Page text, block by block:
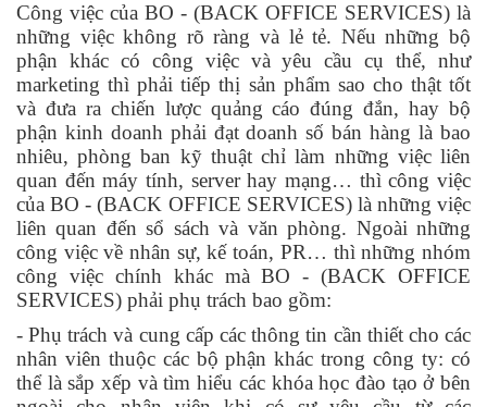
Công việc của BO - (BACK OFFICE SERVICES) là
những việc không rõ ràng và lẻ tẻ. Nếu những bộ
phận khác có công việc và yêu cầu cụ thể, như
marketing thì phải tiếp thị sản phẩm sao cho thật tốt
và đưa ra chiến lược quảng cáo đúng đắn, hay bộ
phận kinh doanh phải đạt doanh số bán hàng là bao
nhiêu, phòng ban kỹ thuật chỉ làm những việc liên
quan đến máy tính, server hay mạng… thì công việc
của BO - (BACK OFFICE SERVICES) là những việc
liên quan đến sổ sách và văn phòng. Ngoài những
công việc về nhân sự, kế toán, PR… thì những nhóm
công việc chính khác mà BO - (BACK OFFICE
SERVICES) phải phụ trách bao gồm:
- Phụ trách và cung cấp các thông tin cần thiết cho các
nhân viên thuộc các bộ phận khác trong công ty: có
thể là sắp xếp và tìm hiểu các khóa học đào tạo ở bên